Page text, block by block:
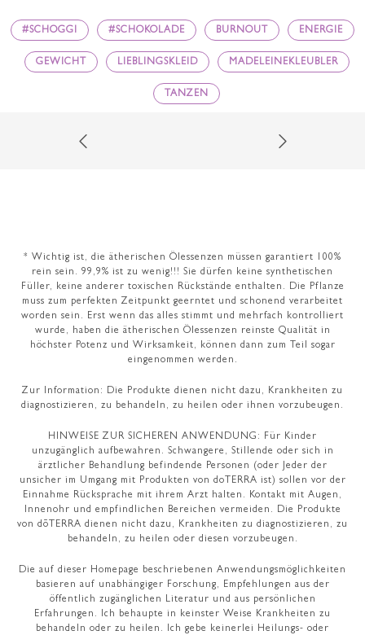
#SCHOGGI #SCHOKOLADE BURNOUT ENERGIE
GEWICHT LIEBLINGSKLEID MADELEINEKLEUBLER
TANZEN
* Wichtig ist, die ätherischen Ölessenzen müssen garantiert 100%
rein sein. 99,9% ist zu wenig!!! Sie dürfen keine synthetischen
Füller, keine anderer toxischen Rückstände enthalten. Die Pflanze
muss zum perfekten Zeitpunkt geerntet und schonend verarbeitet
worden sein. Erst wenn das alles stimmt und mehrfach kontrolliert
wurde, haben die ätherischen Ölessenzen reinste Qualität in
höchster Potenz und Wirksamkeit, können dann zum Teil sogar
eingenommen werden.
Zur Information: Die Produkte dienen nicht dazu, Krankheiten zu
diagnostizieren, zu behandeln, zu heilen oder ihnen vorzubeugen.
HINWEISE ZUR SICHEREN ANWENDUNG: Für Kinder
unzugänglich aufbewahren. Schwangere, Stillende oder sich in
ärztlicher Behandlung befindende Personen (oder Jeder der
unsicher im Umgang mit Produkten von doTERRA ist) sollen vor der
Einnahme Rücksprache mit ihrem Arzt halten. Kontakt mit Augen,
Innenohr und empfindlichen Bereichen vermeiden. Die Produkte
von dōTERRA dienen nicht dazu, Krankheiten zu diagnostizieren, zu
behandeln, zu heilen oder diesen vorzubeugen.
Die auf dieser Homepage beschriebenen Anwendungsmöglichkeiten
basieren auf unabhängiger Forschung, Empfehlungen aus der
öffentlich zugänglichen Literatur und aus persönlichen
Erfahrungen. Ich behaupte in keinster Weise Krankheiten zu
behandeln oder zu heilen. Ich gebe keinerlei Heilungs- oder